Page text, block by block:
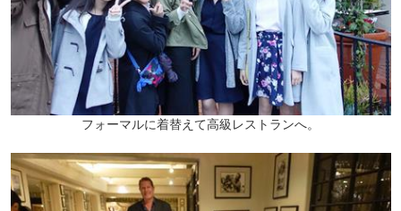
フォーマルに着替えて高級レストランへ。